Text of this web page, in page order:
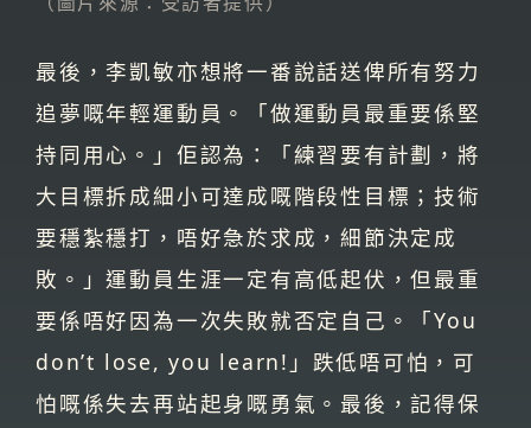
最後，李凱敏亦想將一番說話送俾所有努力
追夢嘅年輕運動員。「做運動員最重要係堅
持同用心。」佢認為：「練習要有計劃，將
大目標拆成細小可達成嘅階段性目標；技術
要穩紮穩打，唔好急於求成，細節決定成
敗。」運動員生涯一定有高低起伏，但最重
要係唔好因為一次失敗就否定自己。「You
don’t lose, you learn!」跌低唔可怕，可
怕嘅係失去再站起身嘅勇氣。最後，記得保